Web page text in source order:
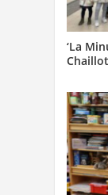
‘La